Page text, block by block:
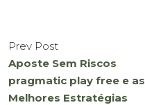
Prev Post
Aposte Sem Riscos
pragmatic play free e as
Melhores Estratégias